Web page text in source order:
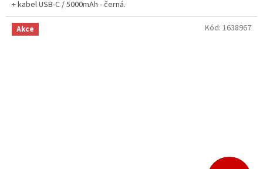
+ kabel USB-C / 5000mAh - černá.
Akce Kód: 1638967